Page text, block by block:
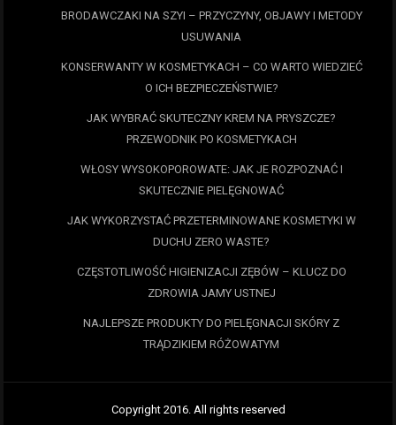
BRODAWCZAKI NA SZYI – PRZYCZYNY, OBJAWY I METODY
USUWANIA
KONSERWANTY W KOSMETYKACH – CO WARTO WIEDZIEĆ
O ICH BEZPIECZEŃSTWIE?
JAK WYBRAĆ SKUTECZNY KREM NA PRYSZCZE?
PRZEWODNIK PO KOSMETYKACH
WŁOSY WYSOKOPOROWATE: JAK JE ROZPOZNAĆ I
SKUTECZNIE PIELĘGNOWAĆ
JAK WYKORZYSTAĆ PRZETERMINOWANE KOSMETYKI W
DUCHU ZERO WASTE?
CZĘSTOTLIWOŚĆ HIGIENIZACJI ZĘBÓW – KLUCZ DO
ZDROWIA JAMY USTNEJ
NAJLEPSZE PRODUKTY DO PIELĘGNACJI SKÓRY Z
TRĄDZIKIEM RÓŻOWATYM
Copyright 2016. All rights reserved